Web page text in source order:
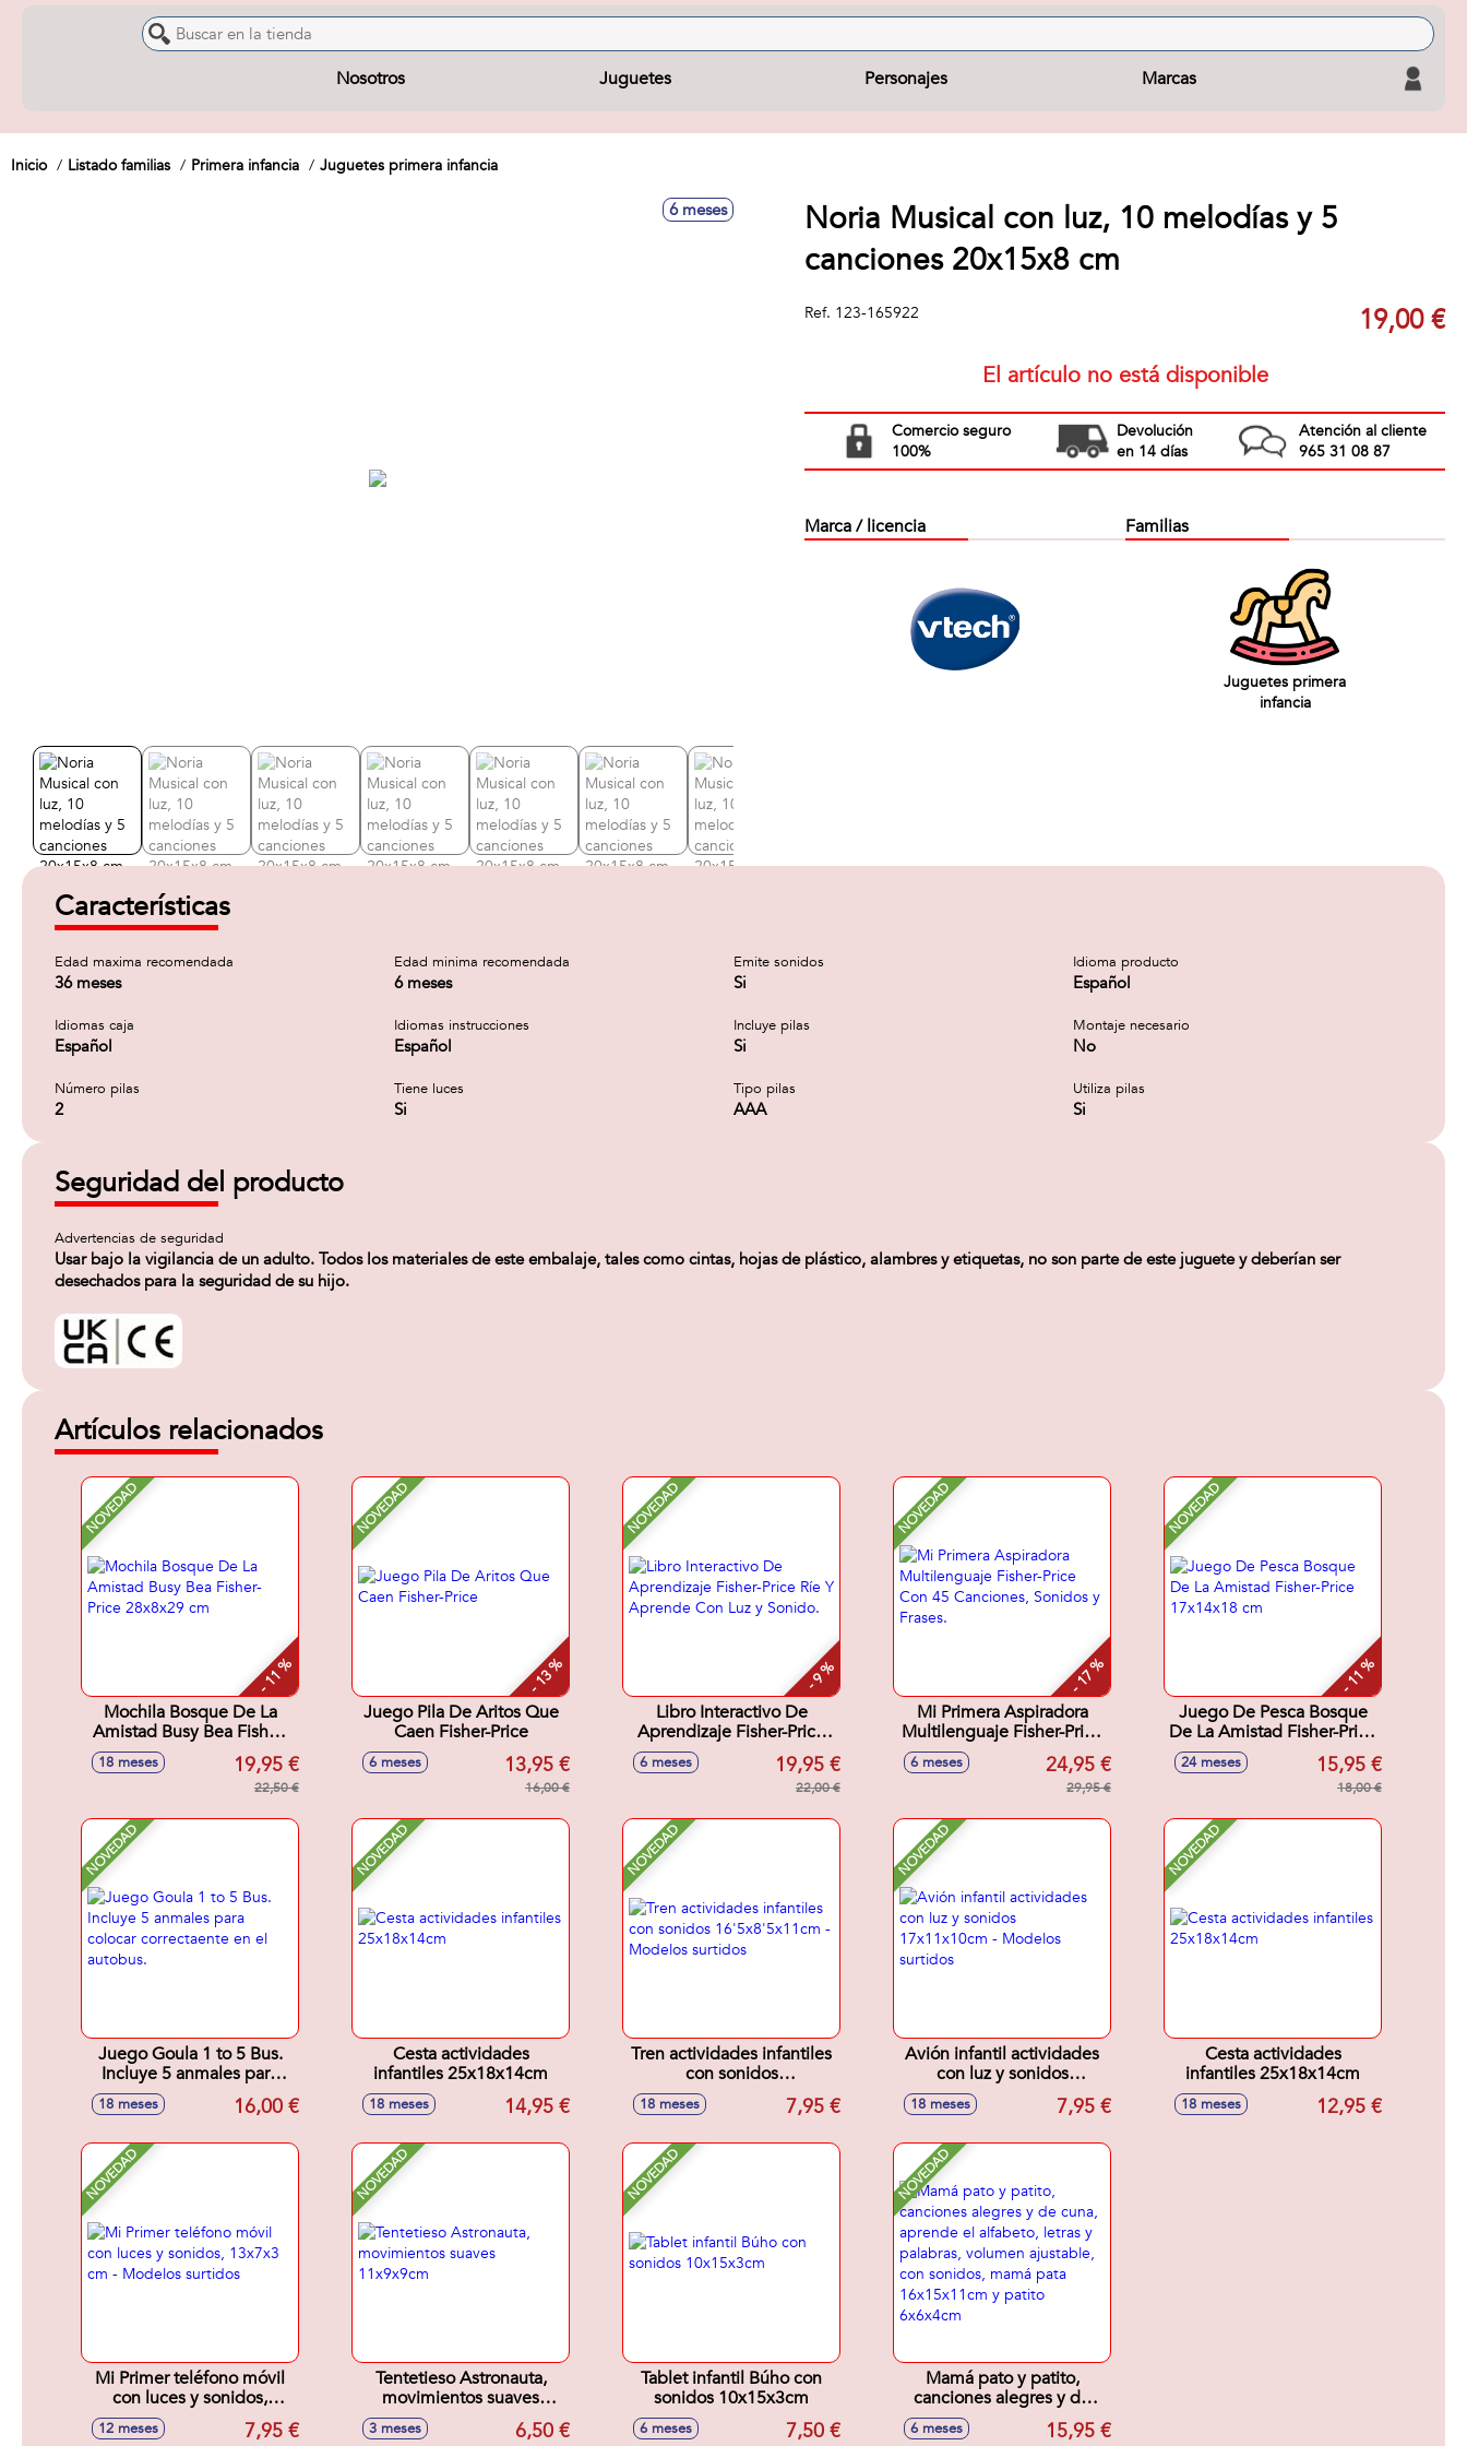
Nosotros Juguetes Personajes Marcas
Inicio Listado familias Primera infancia Juguetes primera infancia
6 meses
Noria Musical con luz, 10 melodías y 5
canciones 20x15x8 cm
Ref. 123-165922 19,00 €
El artículo no está disponible
Comercio seguro
100%
Devolución
en 14 días
Atención al cliente
965 31 08 87
Marca / licencia Familias
Juguetes primera
infancia
Características
Edad maxima recomendada
36 meses
Edad minima recomendada
6 meses
Emite sonidos
Si
Idioma producto
Español
Idiomas caja
Español
Idiomas instrucciones
Español
Incluye pilas
Si
Montaje necesario
No
Número pilas
2
Tiene luces
Si
Tipo pilas
AAA
Utiliza pilas
Si
Seguridad del producto
Advertencias de seguridad
Usar bajo la vigilancia de un adulto. Todos los materiales de este embalaje, tales como cintas, hojas de plástico, alambres y etiquetas, no son parte de este juguete y deberían ser
desechados para la seguridad de su hijo.
Artículos relacionados
NOVEDAD
- 11 %
Mochila Bosque De La
Amistad Busy Bea Fisher-
Price 28x8x29 cm
18 meses 19,95 €
22,50 €
NOVEDAD
- 13 %
Juego Pila De Aritos Que
Caen Fisher-Price
6 meses 13,95 €
16,00 €
NOVEDAD
- 9 %
Libro Interactivo De
Aprendizaje Fisher-Price
Ríe Y Aprende Con Luz y
6 meses 19,95 €
22,00 €
NOVEDAD
- 17 %
Mi Primera Aspiradora
Multilenguaje Fisher-Price
Con 45 Canciones,
Sonidos y Frases.
6 meses 24,95 €
29,95 €
NOVEDAD
- 11 %
Juego De Pesca Bosque
De La Amistad Fisher-Price
17x14x18 cm
24 meses 15,95 €
18,00 €
NOVEDAD
Juego Goula 1 to 5 Bus.
Incluye 5 anmales para
colocar correctaente en el
autobus.
18 meses 16,00 €
NOVEDAD
Cesta actividades
infantiles 25x18x14cm
18 meses 14,95 €
NOVEDAD
Tren actividades infantiles
con sonidos
16'5x8'5x11cm - Modelos
surtidos
18 meses 7,95 €
NOVEDAD
Avión infantil actividades
con luz y sonidos
17x11x10cm - Modelos
surtidos
18 meses 7,95 €
NOVEDAD
Cesta actividades
infantiles 25x18x14cm
18 meses 12,95 €
NOVEDAD
Mi Primer teléfono móvil
con luces y sonidos,
13x7x3 cm - Modelos
surtidos
12 meses 7,95 €
NOVEDAD
Tentetieso Astronauta,
movimientos suaves
11x9x9cm
3 meses 6,50 €
NOVEDAD
Tablet infantil Búho con
sonidos 10x15x3cm
6 meses 7,50 €
NOVEDAD
Mamá pato y patito,
canciones alegres y de
cuna, aprende el alfabeto,
letras y palabras, volumen
6 meses 15,95 €